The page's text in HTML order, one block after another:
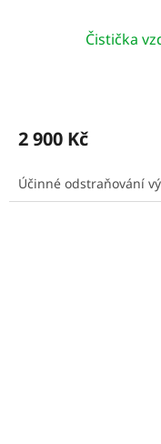
Čistička
2 900 Kč
Účinné odstraňování